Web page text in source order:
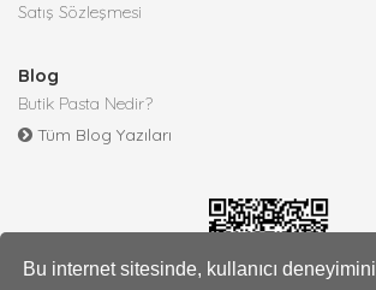
Bu internet sitesinde, kullanıcı deneyimini
Satış Sözleşmesi
Blog
Butik Pasta Nedir?
Tüm Blog Yazıları